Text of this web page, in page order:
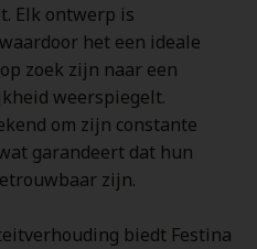
Elk ontwerp is
het een ideale
zoek zijn naar een
weerspiegelt.
om zijn constante
garandeert dat hun
zijn.
biedt Festina